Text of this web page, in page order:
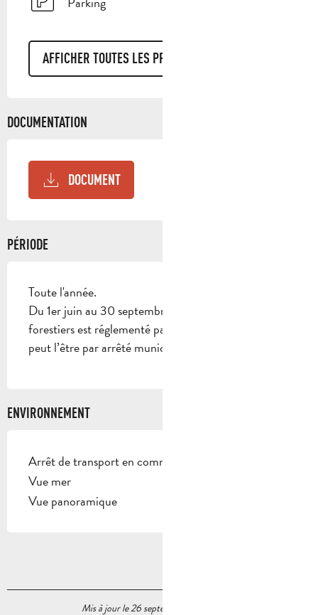
AFFICHER TOUTES LES PRESTATIONS
DOCUMENTATION
DOCUMENT
PÉRIODE
Toute l'année.
Du 1er juin au 30 septembre, l’accès aux massifs
forestiers est réglementé par arrêté préfectoral et
peut l’être par arrêté municipal.
ENVIRONNEMENT
Arrêt de transport en commun à moins de 500 m
Vue mer
Vue panoramique
Mis à jour le 26 septembre 2023 à 11:34